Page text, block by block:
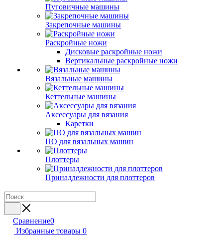
Пуговичные машины
Закрепочные машины
Раскройные ножи
Дисковые раскройные ножи
Вертикальные раскройные ножи
Вязальные машины
Кеттельные машины
Аксессуары для вязания
Каретки
ПО для вязальных машин
Плоттеры
Принадлежности для плоттеров
Сравнение0
Избранные товары 0